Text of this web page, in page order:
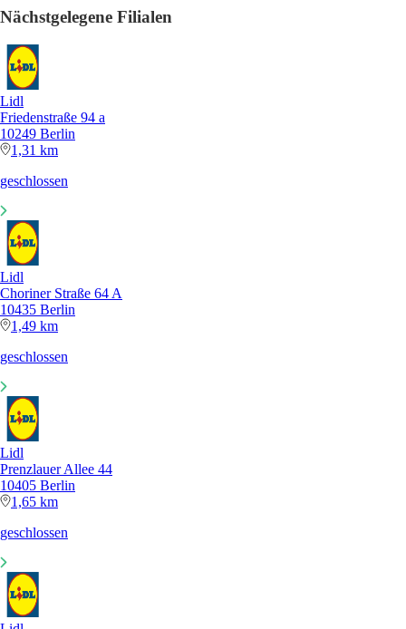
Nächstgelegene Filialen
Lidl
Friedenstraße 94 a
10249 Berlin
1,31 km
geschlossen
Lidl
Choriner Straße 64 A
10435 Berlin
1,49 km
geschlossen
Lidl
Prenzlauer Allee 44
10405 Berlin
1,65 km
geschlossen